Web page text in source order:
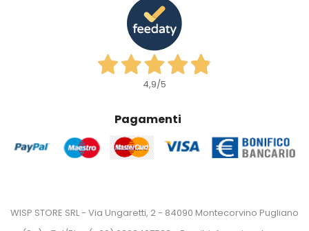
4,9/5
Pagamenti
WISP STORE SRL - Via Ungaretti, 2 - 84090 Montecorvino Pugliano